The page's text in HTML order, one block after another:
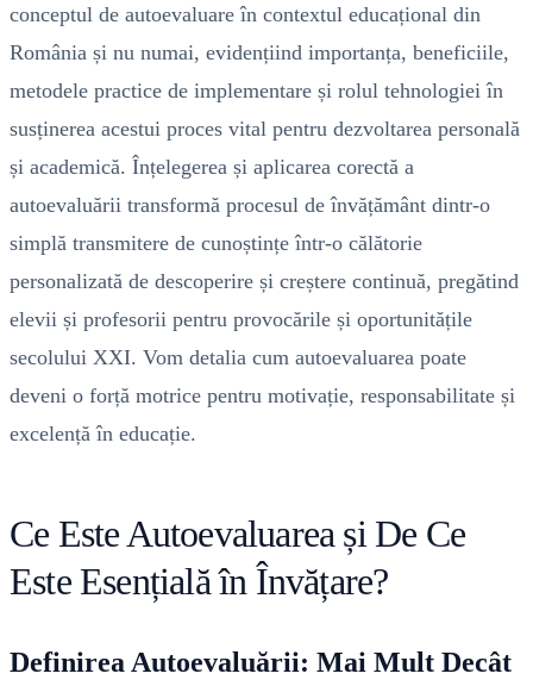
conceptul de autoevaluare în contextul educațional din
România și nu numai, evidențiind importanța, beneficiile,
metodele practice de implementare și rolul tehnologiei în
susținerea acestui proces vital pentru dezvoltarea personală
și academică. Înțelegerea și aplicarea corectă a
autoevaluării transformă procesul de învățământ dintr-o
simplă transmitere de cunoștințe într-o călătorie
personalizată de descoperire și creștere continuă, pregătind
elevii și profesorii pentru provocările și oportunitățile
secolului XXI. Vom detalia cum autoevaluarea poate
deveni o forță motrice pentru motivație, responsabilitate și
excelență în educație.
Ce Este Autoevaluarea și De Ce
Este Esențială în Învățare?
Definirea Autoevaluării: Mai Mult Decât